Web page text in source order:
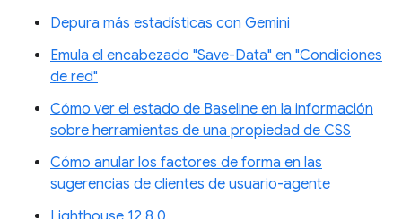
Depura más estadísticas con Gemini
Emula el encabezado "Save-Data" en "Condiciones
de red"
Cómo ver el estado de Baseline en la información
sobre herramientas de una propiedad de CSS
Cómo anular los factores de forma en las
sugerencias de clientes de usuario-agente